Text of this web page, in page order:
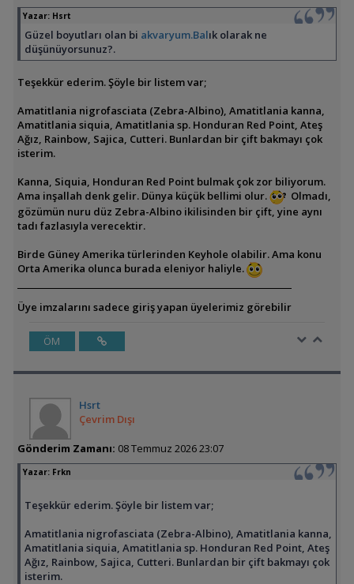
Yazar: Hsrt
Güzel boyutları olan bi akvaryum.Balık olarak ne
düşünüyorsunuz?.
Teşekkür ederim. Şöyle bir listem var;
Amatitlania nigrofasciata (Zebra-Albino), Amatitlania kanna,
Amatitlania siquia, Amatitlania sp. Honduran Red Point, Ateş
Ağız, Rainbow, Sajica, Cutteri. Bunlardan bir çift bakmayı çok
isterim.
Kanna, Siquia, Honduran Red Point bulmak çok zor biliyorum.
Ama inşallah denk gelir. Dünya küçük bellimi olur.
Olmadı,
gözümün nuru düz Zebra-Albino ikilisinden bir çift, yine aynı
tadı fazlasıyla verecektir.
Birde Güney Amerika türlerinden Keyhole olabilir. Ama konu
Orta Amerika olunca burada eleniyor haliyle.
Üye imzalarını sadece giriş yapan üyelerimiz görebilir
ÖM
Hsrt
Çevrim Dışı
Gönderim Zamanı: 08 Temmuz 2026 23:07
Yazar: Frkn
Teşekkür ederim. Şöyle bir listem var;
Amatitlania nigrofasciata (Zebra-Albino), Amatitlania kanna,
Amatitlania siquia, Amatitlania sp. Honduran Red Point, Ateş
Ağız, Rainbow, Sajica, Cutteri. Bunlardan bir çift bakmayı çok
isterim.